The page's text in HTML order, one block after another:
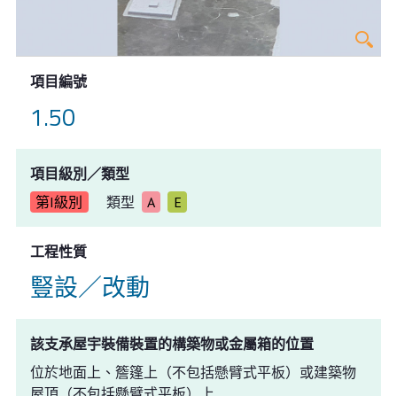
項目編號
1.50
項目級別／類型
第I級別
類型 A E
工程性質
豎設／改動
該支承屋宇裝備裝置的構築物或金屬箱的位置
位於地面上、簷篷上（不包括懸臂式平板）或建築物